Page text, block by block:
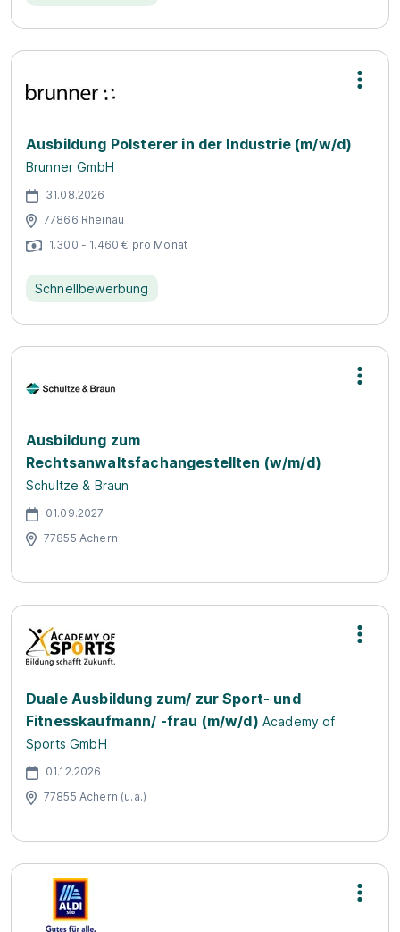
Ausbildung Polsterer in der Industrie (m/w/d)
Brunner GmbH
31.08.2026
77866 Rheinau
1.300 - 1.460 € pro Monat
Schnellbewerbung
Ausbildung zum
Rechtsanwaltsfachangestellten (w/m/d)
Schultze & Braun
01.09.2027
77855 Achern
Duale Ausbildung zum/ zur Sport- und
Fitnesskaufmann/ -frau (m/w/d) Academy of
Sports GmbH
01.12.2026
77855 Achern (u.a.)